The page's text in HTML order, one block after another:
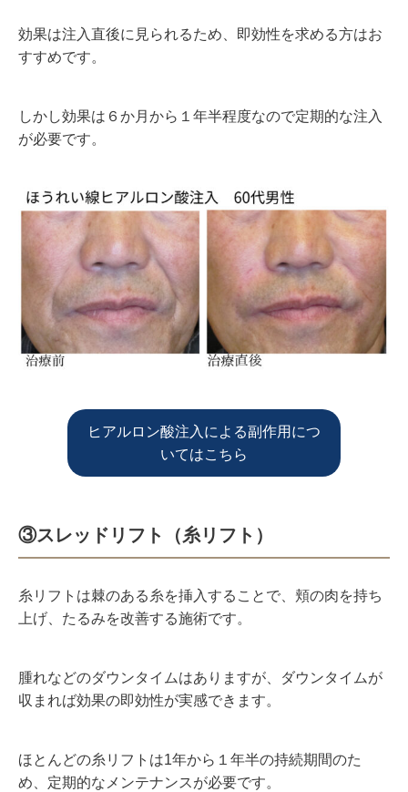
効果は注入直後に見られるため、即効性を求める方はお
すすめです。
しかし効果は６か月から１年半程度なので定期的な注入
が必要です。
ヒアルロン酸注入による副作用につ
いてはこちら
③スレッドリフト（糸リフト）
糸リフトは棘のある糸を挿入することで、頬の肉を持ち
上げ、たるみを改善する施術です。
腫れなどのダウンタイムはありますが、ダウンタイムが
収まれば効果の即効性が実感できます。
ほとんどの糸リフトは1年から１年半の持続期間のた
め、定期的なメンテナンスが必要です。